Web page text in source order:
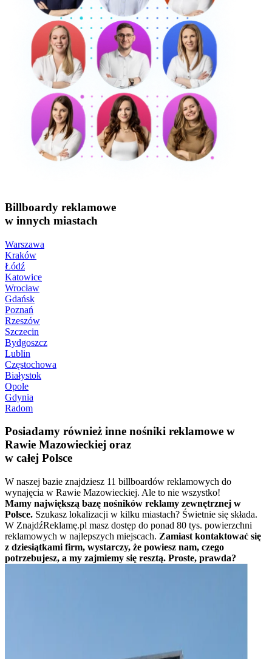
Billboardy reklamowe
w innych miastach
Warszawa
Kraków
Łódź
Katowice
Wrocław
Gdańsk
Poznań
Rzeszów
Szczecin
Bydgoszcz
Lublin
Częstochowa
Białystok
Opole
Gdynia
Radom
Posiadamy również inne nośniki reklamowe w
Rawie Mazowieckiej oraz
w całej Polsce
W naszej bazie znajdziesz 11 billboardów reklamowych do
wynajęcia w Rawie Mazowieckiej. Ale to nie wszystko!
Mamy największą bazę nośników reklamy zewnętrznej w
Polsce. Szukasz lokalizacji w kilku miastach? Świetnie się składa.
W ZnajdźReklamę.pl masz dostęp do ponad 80 tys. powierzchni
reklamowych w najlepszych miejscach. Zamiast kontaktować się
z dziesiątkami firm, wystarczy, że powiesz nam, czego
potrzebujesz, a my zajmiemy się resztą. Proste, prawda?